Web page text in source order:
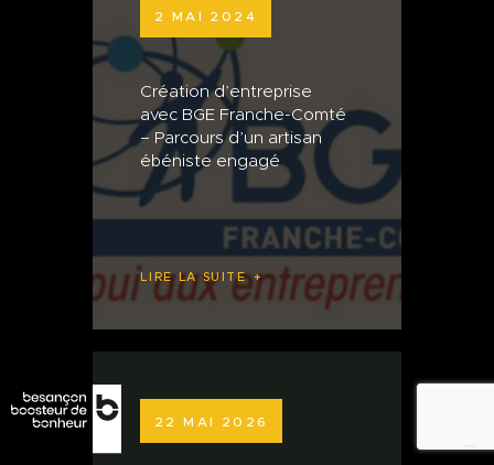
2 MAI 2024
Création d’entreprise
avec BGE Franche-Comté
– Parcours d’un artisan
ébéniste engagé
LIRE LA SUITE
22 MAI 2026